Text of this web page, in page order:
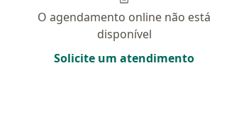
O agendamento online não está
disponível
Solicite um atendimento